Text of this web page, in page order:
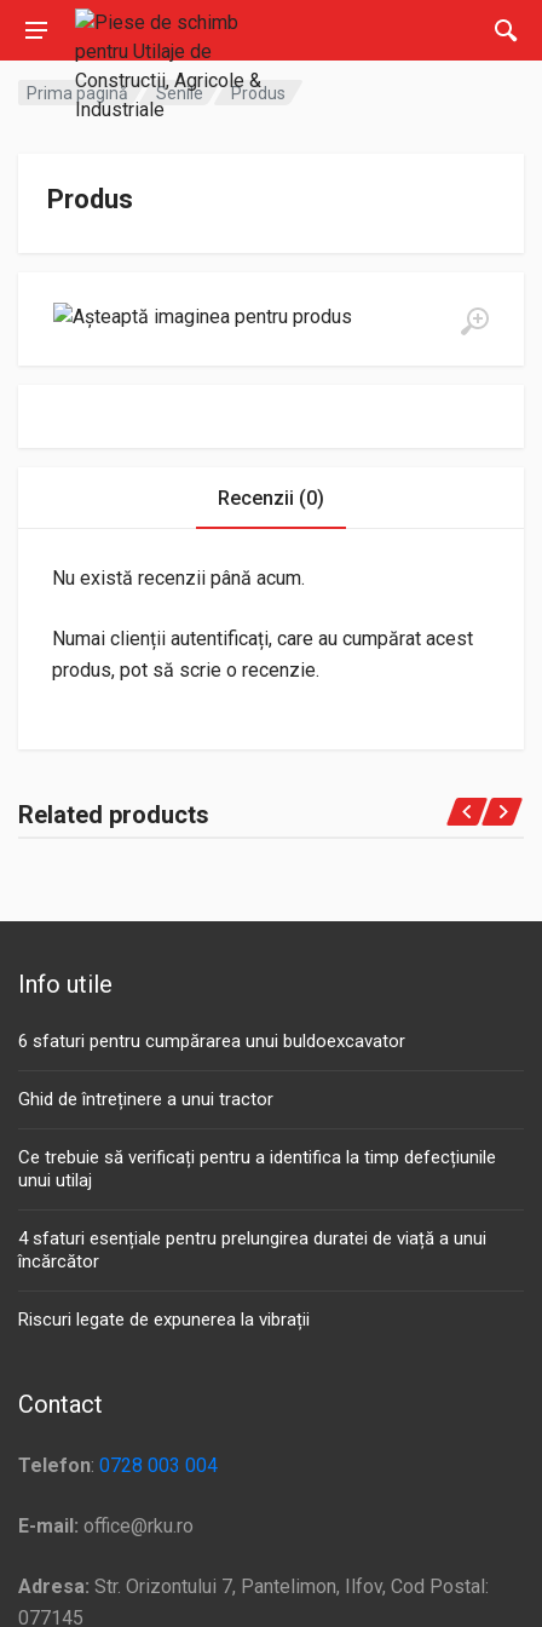
Prima pagină Senile Produs
Produs
Recenzii (0)
Nu există recenzii până acum.
Numai clienții autentificați, care au cumpărat acest
produs, pot să scrie o recenzie.
Related products
Info utile
6 sfaturi pentru cumpărarea unui buldoexcavator
Ghid de întreținere a unui tractor
Ce trebuie să verificați pentru a identifica la timp defecțiunile
unui utilaj
4 sfaturi esențiale pentru prelungirea duratei de viață a unui
încărcător
Riscuri legate de expunerea la vibrații
Contact
Telefon: 0728 003 004
E-mail: office@rku.ro
Adresa: Str. Orizontului 7, Pantelimon, Ilfov, Cod Postal:
077145